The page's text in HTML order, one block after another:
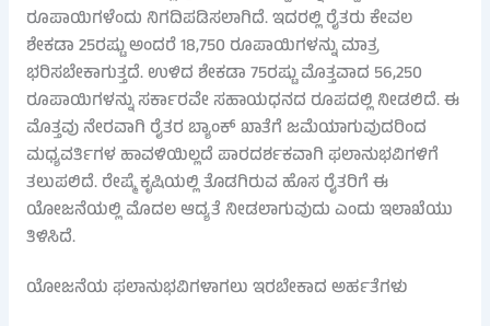
ರೂಪಾಯಿಗಳೆಂದು ನಿಗದಿಪಡಿಸಲಾಗಿದೆ. ಇದರಲ್ಲಿ ರೈತರು ಕೇವಲ
ಶೇಕಡಾ 25ರಷ್ಟು ಅಂದರೆ 18,750 ರೂಪಾಯಿಗಳನ್ನು ಮಾತ್ರ
ಭರಿಸಬೇಕಾಗುತ್ತದೆ. ಉಳಿದ ಶೇಕಡಾ 75ರಷ್ಟು ಮೊತ್ತವಾದ 56,250
ರೂಪಾಯಿಗಳನ್ನು ಸರ್ಕಾರವೇ ಸಹಾಯಧನದ ರೂಪದಲ್ಲಿ ನೀಡಲಿದೆ. ಈ
ಮೊತ್ತವು ನೇರವಾಗಿ ರೈತರ ಬ್ಯಾಂಕ್ ಖಾತೆಗೆ ಜಮೆಯಾಗುವುದರಿಂದ
ಮಧ್ಯವರ್ತಿಗಳ ಹಾವಳಿಯಿಲ್ಲದೆ ಪಾರದರ್ಶಕವಾಗಿ ಫಲಾನುಭವಿಗಳಿಗೆ
ತಲುಪಲಿದೆ. ರೇಷ್ಮೆ ಕೃಷಿಯಲ್ಲಿ ತೊಡಗಿರುವ ಹೊಸ ರೈತರಿಗೆ ಈ
ಯೋಜನೆಯಲ್ಲಿ ಮೊದಲ ಆದ್ಯತೆ ನೀಡಲಾಗುವುದು ಎಂದು ಇಲಾಖೆಯು
ತಿಳಿಸಿದೆ.
ಯೋಜನೆಯ ಫಲಾನುಭವಿಗಳಾಗಲು ಇರಬೇಕಾದ ಅರ್ಹತೆಗಳು